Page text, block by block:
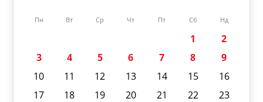
Пн Вт Ср Чт Пт Сб Нд
1
2
3
4 5 6 7 8
9
10
11 12 13 14 15
16
17
18 19 20 21 22
23